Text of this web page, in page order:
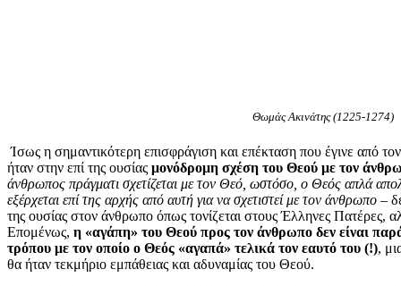
Θωμάς Ακινάτης (1225-1274)
Ίσως η σημαντικότερη επισφράγιση και επέκταση που έγινε από
ήταν στην επί της ουσίας μονόδρομη σχέση του Θεού με τον
άνθρωπος πράγματι σχετίζεται με τον Θεό, ωστόσο, ο Θεός απλά
εξέρχεται επί της αρχής από αυτή για να σχετιστεί με τον άνθρωπο –
της ουσίας στον άνθρωπο όπως τονίζεται στους Έλληνες Πατέρες,
Επομένως, η «αγάπη» του Θεού προς τον άνθρωπο δεν είναι
τρόπου με τον οποίο ο Θεός «αγαπά» τελικά τον εαυτό του (!),
θα ήταν τεκμήριο εμπάθειας και αδυναμίας του Θεού.